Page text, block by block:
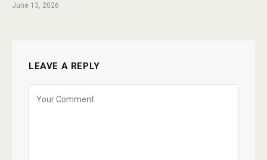
June 13, 2026
LEAVE A REPLY